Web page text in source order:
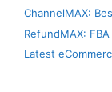
ChannelMAX:
RefundMAX:
Latest